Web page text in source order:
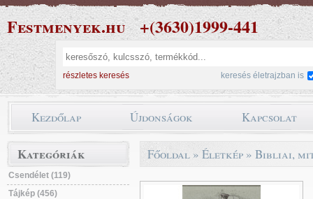
Festmenyek.hu +(3630)1999-441
részletes keresés keresés életrajzban is
Kezdőlap Újdonságok Kapcsolat
Kategóriák
Csendélet (119)
Tájkép (456)
Főoldal » Életkép » Bibliai,